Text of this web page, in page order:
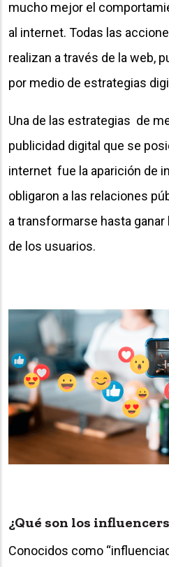
mucho mejor el
al internet. Todas las
realizan a través de la web,
por medio de estrategias
Una de las estrategias de
publicidad digital que se
internet fue la aparición de
obligaron a las relaciones
a transformarse hasta ganar
de los usuarios.
¿Qué son los
Conocidos como